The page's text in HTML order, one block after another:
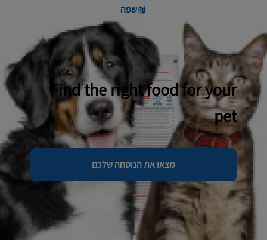
שפה
Find the right food for your
pet
מצאו את הנוסחה שלכם